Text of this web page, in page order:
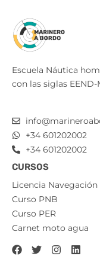
Escuela Náutica
con las siglas EEND-
+34 601202002
+34 601202002
CURSOS
Licencia Navegación
Curso PNB
Curso PER
Carnet moto agua